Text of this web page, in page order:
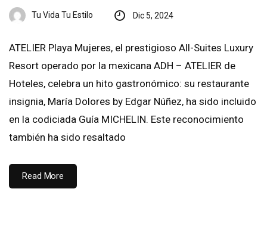
Tu Vida Tu Estilo Dic 5, 2024
ATELIER Playa Mujeres, el prestigioso All-Suites Luxury
Resort operado por la mexicana ADH – ATELIER de
Hoteles, celebra un hito gastronómico: su restaurante
insignia, María Dolores by Edgar Núñez, ha sido incluido
en la codiciada Guía MICHELIN. Este reconocimiento
también ha sido resaltado
Read More